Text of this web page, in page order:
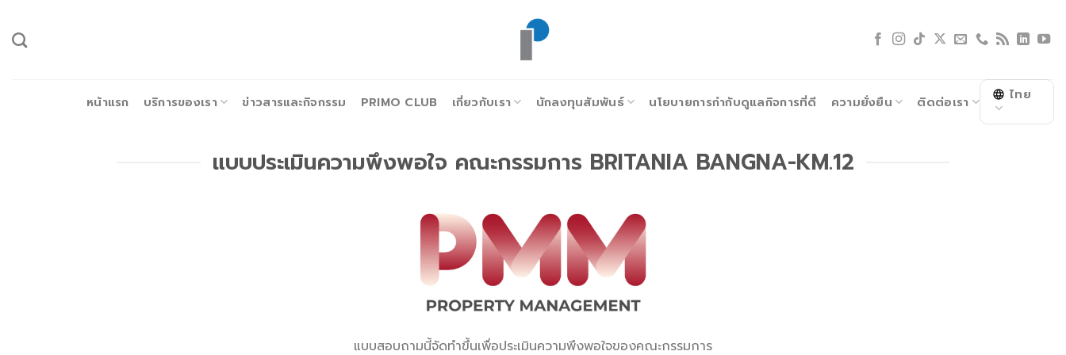
ยัง
หน้าแรก บริการของเรา ข่าวสารและกิจกรรม PRIMO CLUB เกี่ยวกับเรา นักลงทุนสัมพันธ์ นโยบายการกำกับดูแลกิจการที่ดี ความยั่งยืน ติดต่อเรา ไทย
แบบประเมินความพึงพอใจ คณะกรรมการ BRITANIA BANGNA-KM.12
แบบสอบถามนี้จัดทำขึ้นเพื่อประเมินความพึงพอใจของคณะกรรมการ